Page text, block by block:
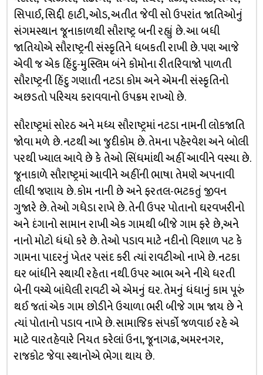
સિપાઈ, સિદ્દી હાટી, ઓડ, અતીત જેવી સો ઉપરાંત જાતિઓનું
સંગમસ્થાન જૂનાકાળથી સૌરાષ્ટ્ર બની રહ્યું છે. આ બધી
જાતિયોએ સૌરાષ્ટ્રની સંસ્કૃતિને ધબકતી રાખી છે. પણ આજે
એવી જ એક હિંદુ-મુસ્લિમ બંને કોમોના રીતરિવાજો પાળતી
સૌરાષ્ટ્રની હિંદુ ગણાતી નટડા કોમ અને એમની સંસ્કૃતિનો
અછડતો પરિચય કરાવવાનો ઉપક્રમ રાખ્યો છે.
સૌરાષ્ટ્રમાં સોરઠ અને મધ્ય સૌરાષ્ટ્રમાં નટડા નામની લોકજાતિ
જોવા મળે છે. નટથી આ જુદીકોમ છે. તેમના પહેરવેશ અને બોલી
પરથી ખ્યાલ આવે છે કે તેઓ સિંધમાંથી અહીં આવીને વસ્યા છે.
જૂનાકાળે સૌરાષ્ટ્રમાં આવીને અહીંની ભાષા તેમણે અપનાવી
લીધી જણાય છે. કોમ નાની છે અને ફરતલ-ભટકતું જીવન
ગુજારે છે. તેઓ ગધેડા રાખે છે. તેની ઉપર પોતાનો ઘરવખરીનો
અને દંગાનો સામાન રાખી એક ગામથી બીજે ગામ ફરે છે,અને
નાનો મોટો ધંધો કરે છે. તેઓ પડાવ માટે નદીનો વિશાળ પટ કે
ગામના પાદરનું ખેતર પસંદ કરી ત્યાં રાવટીઓ નાખે છે. નટકા
ઘર બાંધીને સ્થાયી રહેતા નથી. ઉપર આભ અને નીચે ધરતી
બેની વચ્ચે બાંધેલી રાવટી એ એમનું ઘર. તેમનું ધંધાનું કામ પૂરું
થઈ જતાં એક ગામ છોડીને ઉચાળા ભરી બીજે ગામ જાય છે ને
ત્યાં પોતાનો પડાવ નાખે છે. સામાજિક સંપર્કો જળવાઇ રહે એ
માટે વારતહેવારે નિયત કરેલાં ઉના, જૂનાગઢ, અમરનગર,
રાજકોટ જેવા સ્થાનોએ ભેગા થાય છે.